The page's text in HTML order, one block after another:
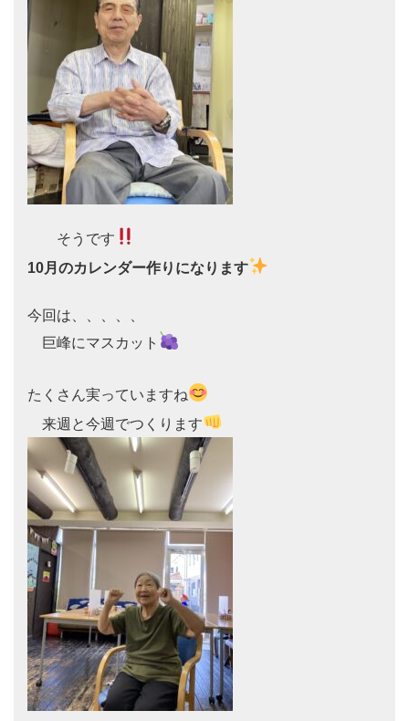
そうです
10月のカレンダー作りになります
今回は、、、、、
巨峰にマスカット
たくさん実っていますね
来週と今週でつくります